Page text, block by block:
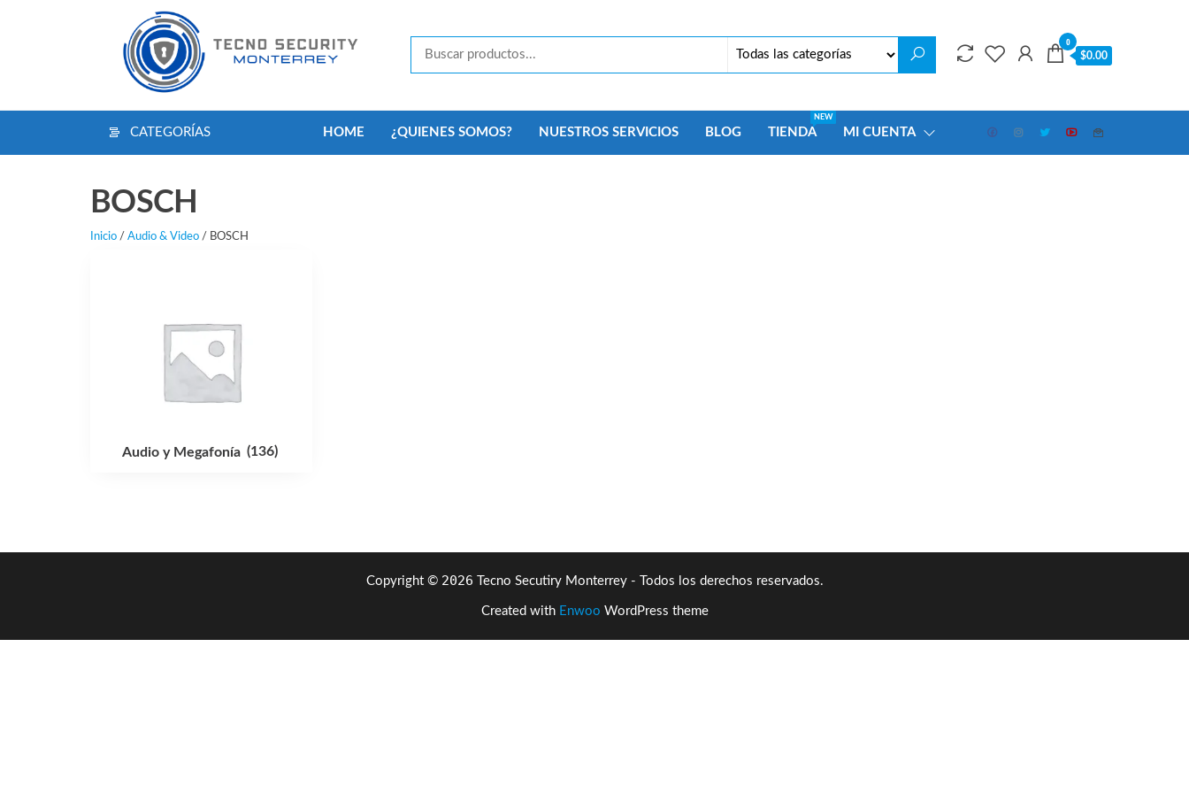
Security
Monterrey
0
$0.00
CATEGORÍAS HOME ¿QUIENES SOMOS? NUESTROS SERVICIOS BLOG TIENDA
NEW
MI CUENTA
BOSCH
Inicio / Audio & Video / BOSCH
Audio y Megafonía (136)
Copyright © 2026 Tecno Secutiry Monterrey - Todos los derechos reservados.
Created with Enwoo WordPress theme